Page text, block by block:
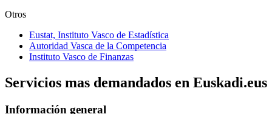
Otros
Eustat, Instituto Vasco de Estadística
Autoridad Vasca de la Competencia
Instituto Vasco de Finanzas
Servicios mas demandados en Euskadi.eus
Información general